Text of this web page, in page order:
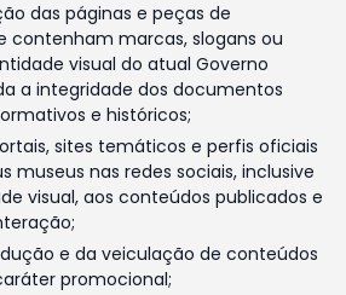
das páginas e peças de
contenham marcas, slogans ou
visual do atual Governo
a integridade dos documentos
e históricos;
sites temáticos e perfis oficiais
museus nas redes sociais, inclusive
visual, aos conteúdos publicados e
e da veiculação de conteúdos
promocional;